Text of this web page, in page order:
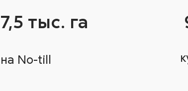
7,5 тыс. га
на No-till